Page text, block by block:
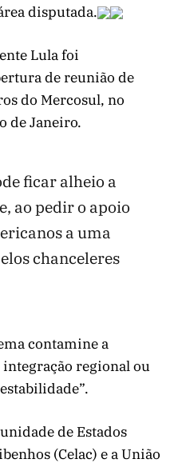
disputada.
Lula foi
de reunião de
do Mercosul, no
de Janeiro.
ficar alheio a
ao pedir o apoio
a uma
chanceleres
contamine a
regional ou
de Estados
(Celac) e a União